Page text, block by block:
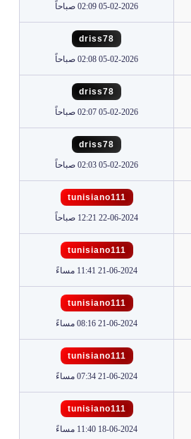
05-02-2026 02:09 صباحاً
driss78
05-02-2026 02:08 صباحاً
driss78
05-02-2026 02:07 صباحاً
driss78
05-02-2026 02:03 صباحاً
tunisiano111
22-06-2024 12:21 صباحاً
tunisiano111
21-06-2024 11:41 مساءً
tunisiano111
21-06-2024 08:16 مساءً
tunisiano111
21-06-2024 07:34 مساءً
tunisiano111
18-06-2024 11:40 مساءً